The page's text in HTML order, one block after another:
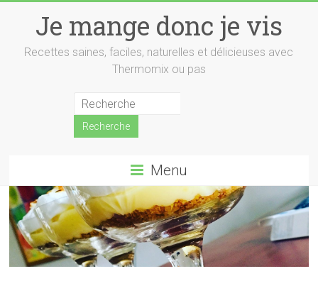
contentJe mange donc je vis
Recettes saines, faciles, naturelles et délicieuses avec
Thermomix ou pas
Menu